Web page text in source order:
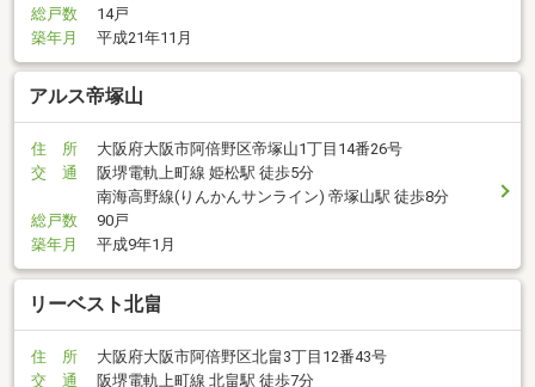
総戸数
14戸
築年月
平成21年11月
アルス帝塚山
住 所
大阪府大阪市阿倍野区帝塚山1丁目14番26号
交 通
阪堺電軌上町線 姫松駅 徒歩5分
南海高野線(りんかんサンライン) 帝塚山駅 徒歩8分
総戸数
90戸
築年月
平成9年1月
リーベスト北畠
住 所
大阪府大阪市阿倍野区北畠3丁目12番43号
交 通
阪堺電軌上町線 北畠駅 徒歩7分